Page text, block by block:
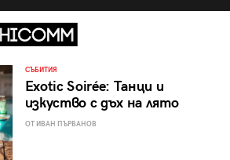
СЪБИТИЯ
Exotic Soirée: Танци и
изкуство с дъх на лято
ОТ ИВАН ПЪРВАНОВ